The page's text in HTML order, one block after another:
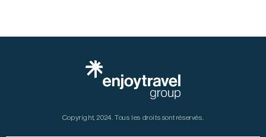
Copyright, 2024. Tous les droits sont réservés.